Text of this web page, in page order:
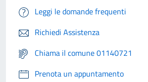
Leggi le domande frequenti
Richiedi Assistenza
Chiama il comune 01140721
Prenota un appuntamento